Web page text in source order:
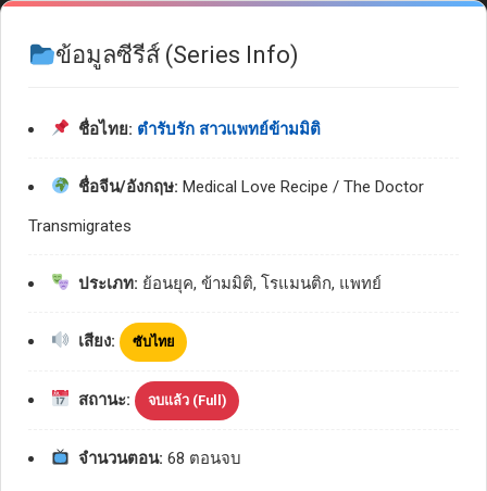
ข้อมูลซีรีส์ (Series Info)
ชื่อไทย: ตำรับรัก สาวแพทย์ข้ามมิติ
ชื่อจีน/อังกฤษ: Medical Love Recipe / The Doctor
Transmigrates
ประเภท: ย้อนยุค, ข้ามมิติ, โรแมนติก, แพทย์
เสียง: ซับไทย
สถานะ: จบแล้ว (Full)
จำนวนตอน: 68 ตอนจบ